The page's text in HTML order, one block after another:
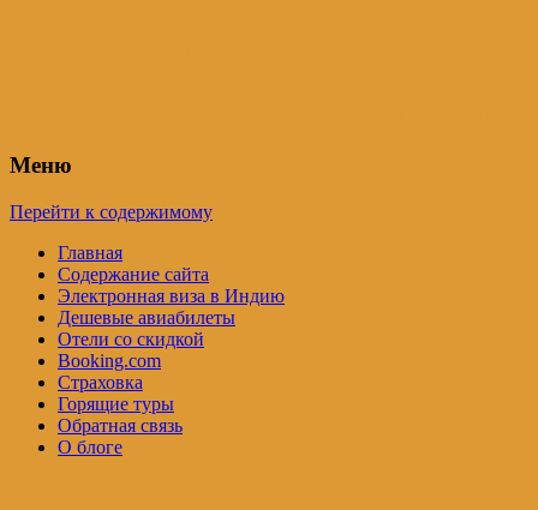
Меню
Перейти к содержимому
Главная
Содержание сайта
Электронная виза в Индию
Дешевые авиабилеты
Отели со скидкой
Booking.com
Страховка
Горящие туры
Обратная связь
О блоге